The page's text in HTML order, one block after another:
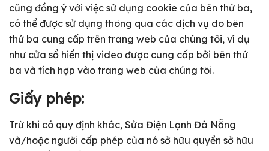
cũng đồng ý với việc sử dụng cookie của bên thứ ba,
có thể được sử dụng thông qua các dịch vụ do bên
thứ ba cung cấp trên trang web của chúng tôi, ví dụ
như cửa sổ hiển thị video được cung cấp bởi bên thứ
ba và tích hợp vào trang web của chúng tôi.
Giấy phép:
Trừ khi có quy định khác, Sửa Điện Lạnh Đà Nẵng
và/hoặc người cấp phép của nó sở hữu quyền sở hữu